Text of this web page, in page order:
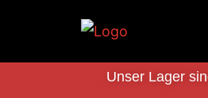
Unser Lager